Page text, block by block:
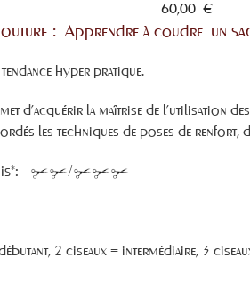
60,00 €
: Apprendre à coudre un
tendance hyper pratique.
d’acquérir la maîtrise de l’utilisation
les techniques de poses de renfort,
/
2 ciseaux = intermédiaire, 3